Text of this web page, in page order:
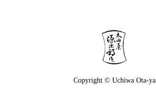
Copyright © Uchiwa Ota-ya